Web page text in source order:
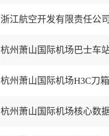
浙江航空开发有限责任公
杭州萧山国际机场巴士车
杭州萧山国际机场H3C刀
杭州萧山国际机场核心数